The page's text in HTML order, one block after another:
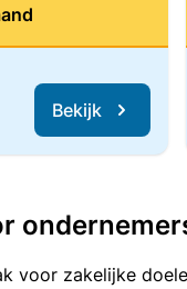
Bekijk
voor zakelijke